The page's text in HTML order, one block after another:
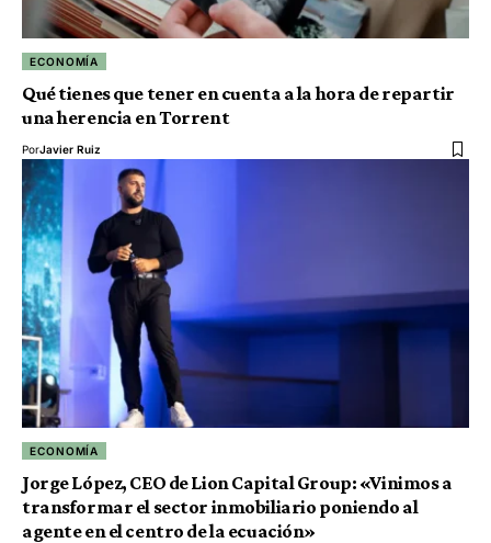
ECONOMÍA
Qué tienes que tener en cuenta a la hora de repartir
una herencia en Torrent
PorJavier Ruiz
ECONOMÍA
Jorge López, CEO de Lion Capital Group: «Vinimos a
transformar el sector inmobiliario poniendo al
agente en el centro de la ecuación»